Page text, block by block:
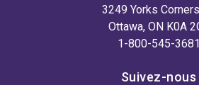
3249 Yorks
Ottawa, ON K0A
1-800-545-3681
Suivez-nous